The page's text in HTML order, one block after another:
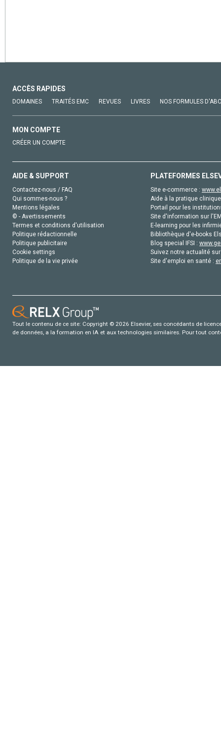
ACCÈS RAPIDES
DOMAINES TRAITÉS EMC REVUES LIVRES NOS FORMULES
MON COMPTE
CRÉER UN COMPTE
AIDE & SUPPORT
Contactez-nous / FAQ
Qui sommes-nous ?
Mentions légales
© - Avertissements
Termes et conditions d'utilisation
Politique rédactionnelle
Politique publicitaire
Cookie settings
Politique de la vie privée
PLATEFORMES
Site e-commerce :
Aide à la pratique
Portail pour les
Site d'information sur
E-learning pour les
Bibliothèque d'e-books
Blog special IFSI :
Suivez notre actualité
Site d'emploi en santé :
Tout le contenu de ce site: Copyright © 2026 Elsevier, ses concédants de
de données, a la formation en IA et aux technologies similaires. Pour tout